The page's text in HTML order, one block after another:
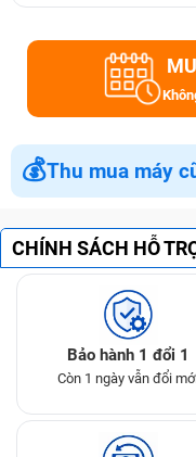
💰Thu mua máy
CHÍNH SÁCH HỖ
Bảo hành 1 đổi 1
Còn 1 ngày vẫn đổi